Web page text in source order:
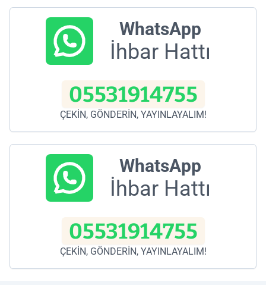
WhatsApp
İhbar Hattı
05531914755
ÇEKİN, GÖNDERİN, YAYINLAYALIM!
WhatsApp
İhbar Hattı
05531914755
ÇEKİN, GÖNDERİN, YAYINLAYALIM!